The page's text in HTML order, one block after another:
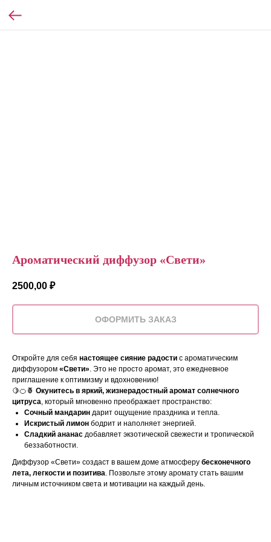
Ароматический диффузор «Свети»
2500,00 ₽
ОФОРМИТЬ ЗАКАЗ
Откройте для себя настоящее сияние радости с ароматическим
диффузором «Свети». Это не просто аромат, это ежедневное
приглашение к оптимизму и вдохновению!
🍋🍊🍍 Окунитесь в яркий, жизнерадостный аромат солнечного
цитруса, который мгновенно преображает пространство:
Сочный мандарин дарит ощущение праздника и тепла.
Искристый лимон бодрит и наполняет энергией.
Сладкий ананас добавляет экзотической свежести и тропической
беззаботности.
Диффузор «Свети» создаст в вашем доме атмосферу бесконечного
лета, легкости и позитива. Позвольте этому аромату стать вашим
личным источником света и мотивации на каждый день.